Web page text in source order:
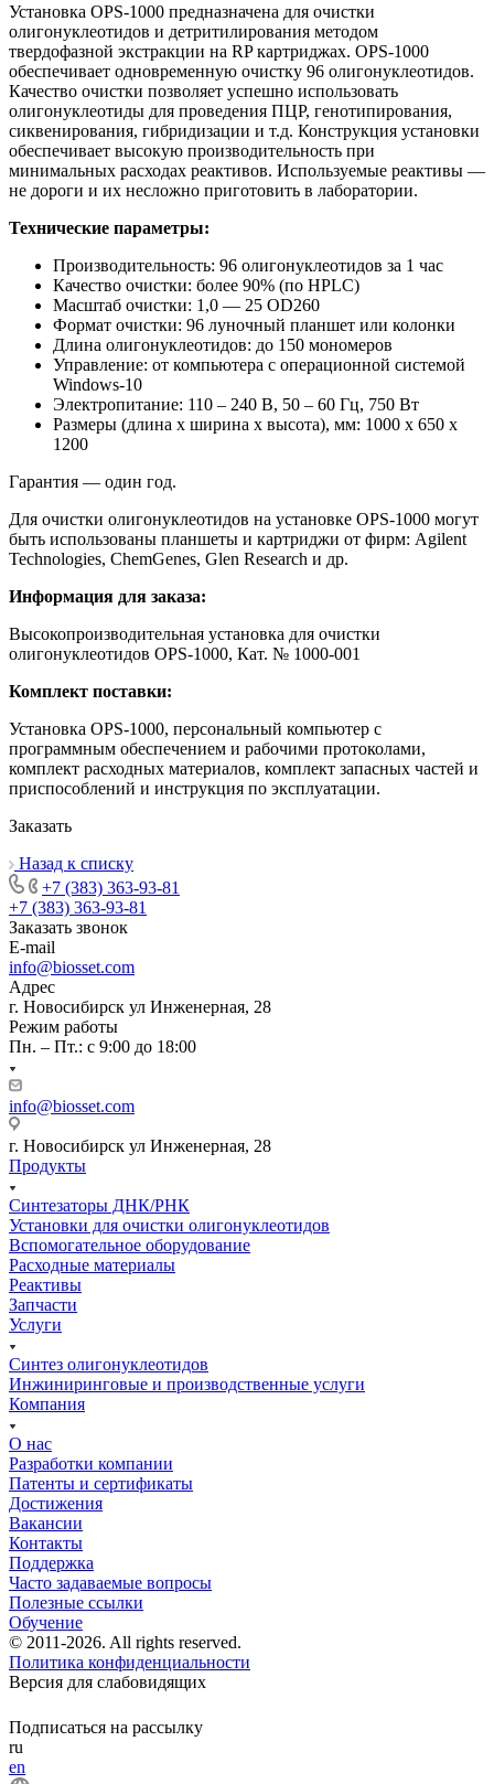
Установка OPS-1000 предназначена для очистки
олигонуклеотидов и детритилирования методом
твердофазной экстракции на RP картриджах. OPS-1000
обеспечивает одновременную очистку 96 олигонуклеотидов.
Качество очистки позволяет успешно использовать
олигонуклеотиды для проведения ПЦР, генотипирования,
сиквенирования, гибридизации и т.д. Конструкция установки
обеспечивает высокую производительность при
минимальных расходах реактивов. Используемые реактивы —
не дороги и их несложно приготовить в лаборатории.
Технические параметры:
Производительность: 96 олигонуклеотидов за 1 час
Качество очистки: более 90% (по HPLC)
Масштаб очистки: 1,0 — 25 OD260
Формат очистки: 96 луночный планшет или колонки
Длина олигонуклеотидов: до 150 мономеров
Управление: от компьютера с операционной системой
Windows-10
Электропитание: 110 – 240 В, 50 – 60 Гц, 750 Вт
Размеры (длина х ширина х высота), мм: 1000 х 650 х
1200
Гарантия — один год.
Для очистки олигонуклеотидов на установке OPS-1000 могут
быть использованы планшеты и картриджи от фирм: Agilent
Technologies, ChemGenes, Glen Research и др.
Информация для заказа:
Высокопроизводительная установка для очистки
олигонуклеотидов OPS-1000, Кат. № 1000-001
Комплект поставки:
Установка OPS-1000, персональный компьютер с
программным обеспечением и рабочими протоколами,
комплект расходных материалов, комплект запасных частей и
приспособлений и инструкция по эксплуатации.
Заказать
Назад к списку
+7 (383) 363-93-81
+7 (383) 363-93-81
Заказать звонок
E-mail
info@biosset.com
Адрес
г. Новосибирск ул Инженерная, 28
Режим работы
Пн. – Пт.: с 9:00 до 18:00
info@biosset.com
г. Новосибирск ул Инженерная, 28
Продукты
Синтезаторы ДНК/РНК
Установки для очистки олигонуклеотидов
Вспомогательное оборудование
Расходные материалы
Реактивы
Запчасти
Услуги
Синтез олигонуклеотидов
Инжиниринговые и производственные услуги
Компания
О нас
Разработки компании
Патенты и сертификаты
Достижения
Вакансии
Контакты
Поддержка
Часто задаваемые вопросы
Полезные ссылки
Обучение
© 2011-2026. All rights reserved.
Политика конфиденциальности
Версия для слабовидящих
Подписаться на рассылку
ru
en